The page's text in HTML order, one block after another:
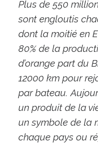
Plus de 550
sont engloutis
dont la moitié en
80% de la
d’orange part du
12000 km pour
par bateau.
un produit de la
un symbole de la
chaque pays ou